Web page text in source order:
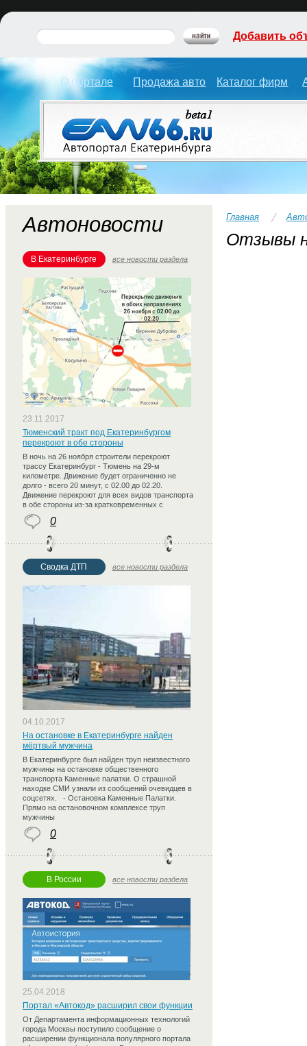
О портале Продажа авто Каталог фирм
Добавить
Главная
Отзывы
Автоновости
В Екатеринбурге все новости раздела
23.11.2017
Тюменский тракт под Екатеринбургом
перекроют в обе стороны
В ночь на 26 ноября строители перекроют
трассу Екатеринбург - Тюмень на 29-м
километре. Движение будет ограниченно не
долго - всего 20 минут, с 02.00 до 02.20.
Движение перекроют для всех видов транспорта
в обе стороны из-за кратковременных с
0
Сводка ДТП все новости раздела
04.10.2017
На остановке в Екатеринбурге найден
мёртвый мужчина
В Екатеринбурге был найден труп неизвестного
мужчины на остановке общественного
транспорта Каменные палатки. О страшной
находке СМИ узнали из сообщений очевидцев в
соцсетях. - Остановка Каменные Палатки.
Прямо на остановочном комплексе труп
мужчины
0
В России все новости раздела
25.04.2018
Портал «Автокод» расширил свои функции
От Департамента информационных технологий
города Москвы поступило сообщение о
расширении функционала популярного портала